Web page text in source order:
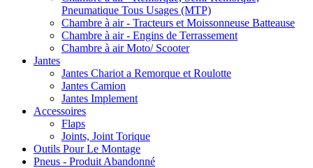
Pneumatique Tous Usages (MTP)
Chambre à air - Tracteurs et Moissonneuse Batteause
Chambre à air - Engins de Terrassement
Chambre à air Moto/ Scooter
Jantes
Jantes Chariot a Remorque et Roulotte
Jantes Camion
Jantes Implement
Accessoires
Flaps
Joints, Joint Torique
Outils Pour Le Montage
Pneus - Produit Abandonné